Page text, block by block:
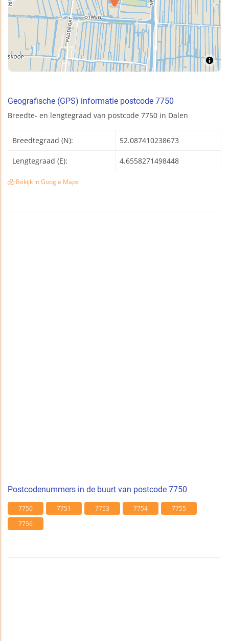
Geografische (GPS) informatie postcode 7750
Breedte- en lengtegraad van postcode 7750 in Dalen
Breedtegraad (N): 52.087410238673
Lengtegraad (E): 4.6558271498448
Bekijk in Google Maps
Postcodenummers in de buurt van postcode 7750
7750 7751 7753 7754
7755
7756